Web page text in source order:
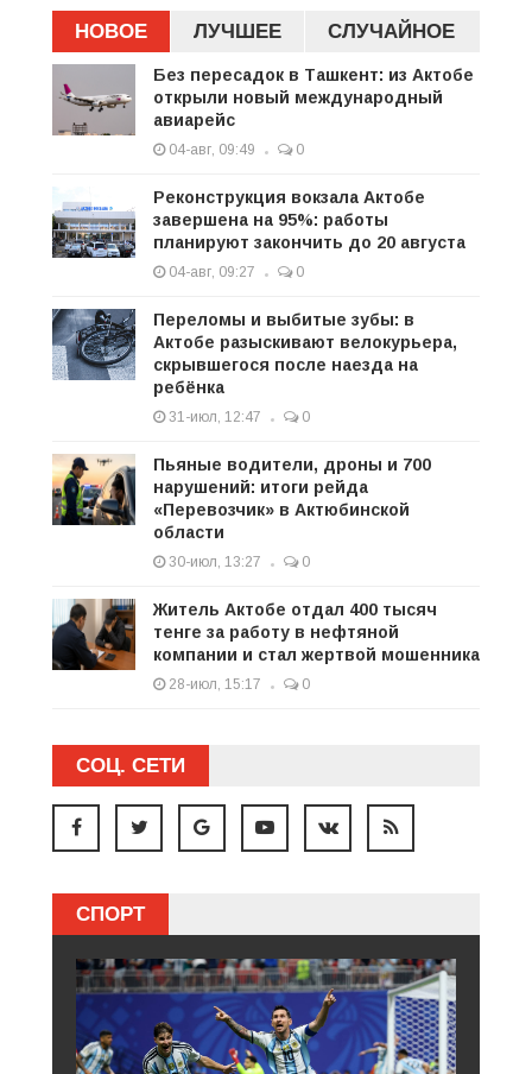
НОВОЕ ЛУЧШЕЕ СЛУЧАЙНОЕ
Без пересадок в Ташкент: из Актобе
открыли новый международный
авиарейс
04-авг, 09:49 0
Реконструкция вокзала Актобе
завершена на 95%: работы
планируют закончить до 20 августа
04-авг, 09:27 0
Переломы и выбитые зубы: в
Актобе разыскивают велокурьера,
скрывшегося после наезда на
ребёнка
31-июл, 12:47 0
Пьяные водители, дроны и 700
нарушений: итоги рейда
«Перевозчик» в Актюбинской
области
30-июл, 13:27 0
Житель Актобе отдал 400 тысяч
тенге за работу в нефтяной
компании и стал жертвой мошенника
28-июл, 15:17 0
СОЦ. СЕТИ
СПОРТ